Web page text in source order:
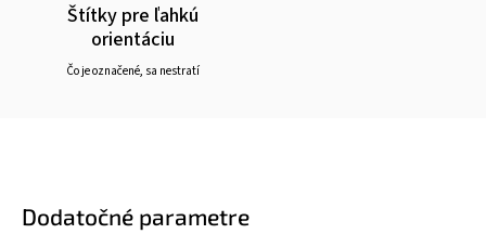
Štítky pre ľahkú
orientáciu
Čo je označené, sa nestratí
Dodatočné parametre